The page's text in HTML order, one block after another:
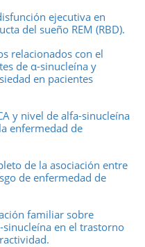
ejecutiva en
del sueño REM (RBD).
relacionados con el
de α-sinucleína y
en pacientes
y nivel de alfa-sinucleína
enfermedad de
de la asociación entre
de enfermedad de
familiar sobre
en el trastorno